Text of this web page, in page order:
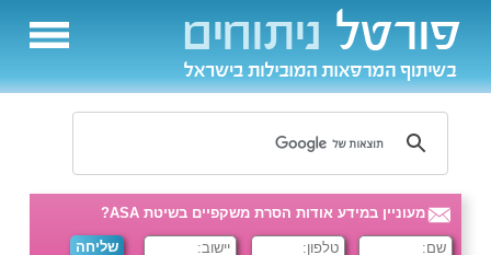
מעוניין במידע אודות הסרת משקפיים בשיטת ASA?